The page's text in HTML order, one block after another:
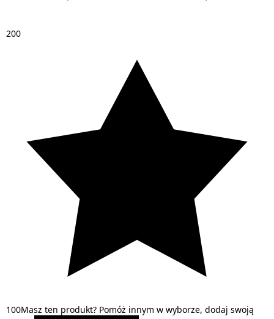
200
100Masz ten produkt? Pomóż innym w wyborze, dodaj swoją